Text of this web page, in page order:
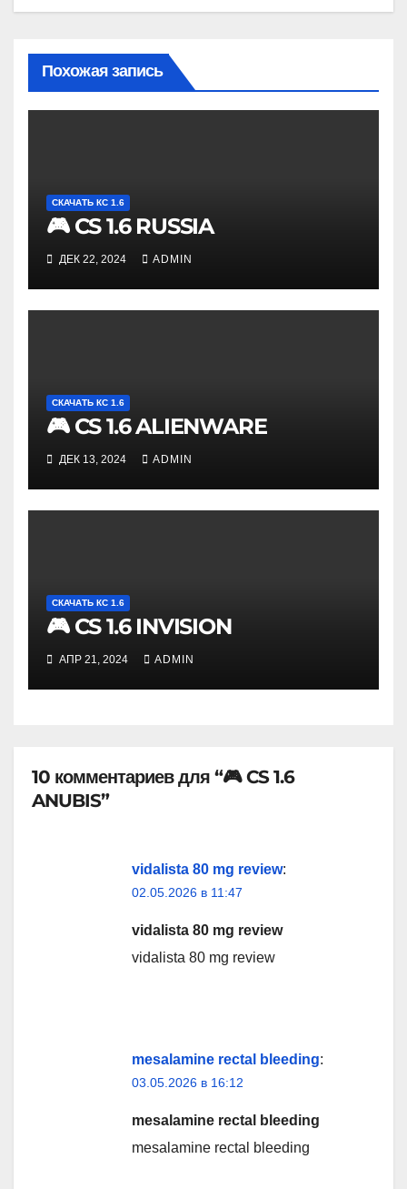
Похожая запись
СКАЧАТЬ КС 1.6
🎮 CS 1.6 RUSSIA
ДЕК 22, 2024 ADMIN
СКАЧАТЬ КС 1.6
🎮 CS 1.6 ALIENWARE
ДЕК 13, 2024 ADMIN
СКАЧАТЬ КС 1.6
🎮 CS 1.6 INVISION
АПР 21, 2024 ADMIN
10 комментариев для “🎮 CS 1.6
ANUBIS”
vidalista 80 mg review:
02.05.2026 в 11:47
vidalista 80 mg review
vidalista 80 mg review
mesalamine rectal bleeding:
03.05.2026 в 16:12
mesalamine rectal bleeding
mesalamine rectal bleeding